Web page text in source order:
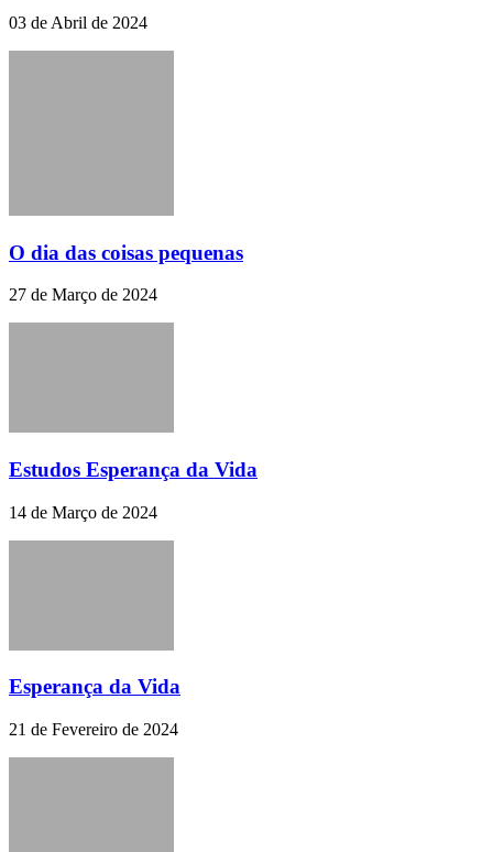
03 de Abril de 2024
O dia das coisas pequenas
27 de Março de 2024
Estudos Esperança da Vida
14 de Março de 2024
Esperança da Vida
21 de Fevereiro de 2024